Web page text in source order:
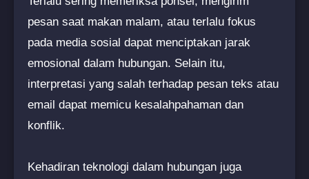
pesan saat makan malam, atau terlalu fokus
pada media sosial dapat menciptakan jarak
emosional dalam hubungan. Selain itu,
interpretasi yang salah terhadap pesan teks atau
email dapat memicu kesalahpahaman dan
konflik.
Kehadiran teknologi dalam hubungan juga